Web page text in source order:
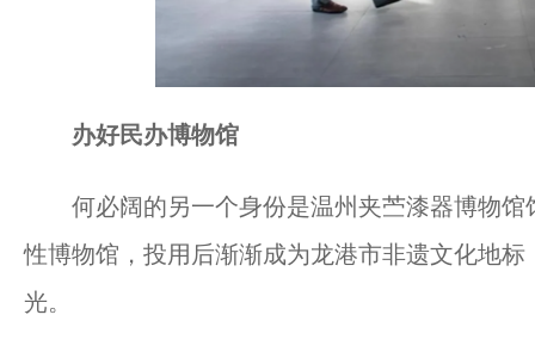
办好民办博物馆
何必阔的另一个身份是温州夹苎漆器博物馆
性博物馆，投用后渐渐成为龙港市非遗文化地标
光。